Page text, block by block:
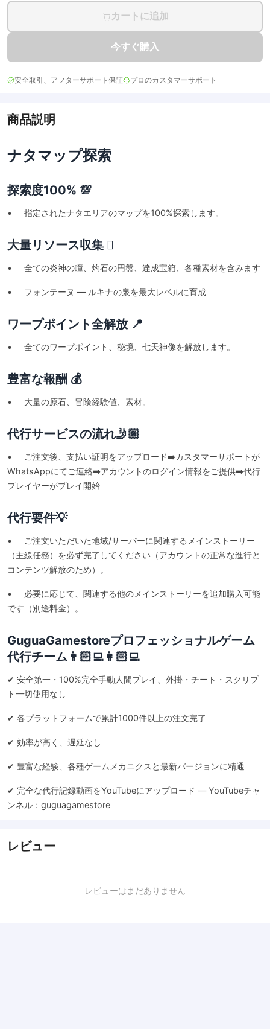
カートに追加
今すぐ購入
安全取引、アフターサポート保証 プロのカスタマーサポート
商品説明
ナタマップ探索
探索度100% 💯
• 指定されたナタエリアのマップを100%探索します。
大量リソース収集 🪏
• 全ての炎神の瞳、灼石の円盤、達成宝箱、各種素材を含みます
• フォンテーヌ — ルキナの泉を最大レベルに育成
ワープポイント全解放 📍
• 全てのワープポイント、秘境、七天神像を解放します。
豊富な報酬 💰
• 大量の原石、冒険経験値、素材。
代行サービスの流れ🤳🏼
• ご注文後、支払い証明をアップロード➡️カスタマーサポートが
WhatsAppにてご連絡➡️アカウントのログイン情報をご提供➡️代行
プレイヤーがプレイ開始
代行要件💡
• ご注文いただいた地域/サーバーに関連するメインストーリー
（主線任務）を必ず完了してください（アカウントの正常な進行と
コンテンツ解放のため）。
• 必要に応じて、関連する他のメインストーリーを追加購入可能
です（別途料金）。
GuguaGamestoreプロフェッショナルゲーム
代行チーム👨🏻‍💻👩🏻‍💻
✔ 安全第一・100%完全手動人間プレイ、外掛・チート・スクリプ
ト一切使用なし
✔ 各プラットフォームで累計1000件以上の注文完了
✔ 効率が高く、遅延なし
✔ 豊富な経験、各種ゲームメカニクスと最新バージョンに精通
✔ 完全な代行記録動画をYouTubeにアップロード — YouTubeチャ
ンネル：guguagamestore
レビュー
レビューはまだありません